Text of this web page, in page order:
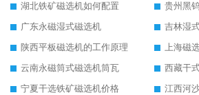
湖北铁矿磁选机如何配置
贵州黑
广东永磁湿式磁选机
吉林湿
陕西平板磁选机的工作原理
上海磁
云南永磁筒式磁选机筒瓦
西藏干
宁夏干选铁矿磁选机价格
江西河